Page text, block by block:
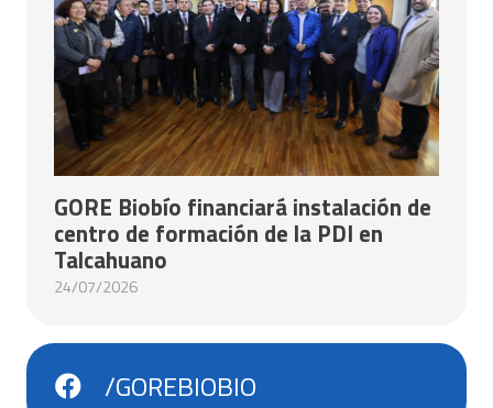
GORE Biobío financiará instalación de
centro de formación de la PDI en
Talcahuano
24/07/2026
/GOREBIOBIO